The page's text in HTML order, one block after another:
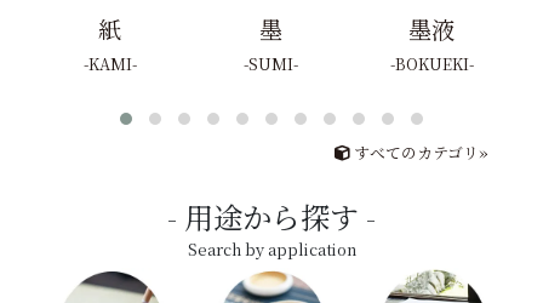
紙
KAMI
墨
SUMI
墨液
BOKUEKI
すべてのカテゴリ»
用途から探す
Search by application